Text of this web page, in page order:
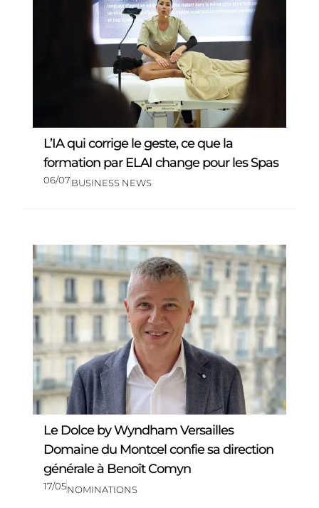
L’IA qui corrige le geste, ce que la
formation par ELAI change pour les Spas
06/07BUSINESS NEWS
Le Dolce by Wyndham Versailles
Domaine du Montcel confie sa direction
générale à Benoît Comyn
17/05NOMINATIONS